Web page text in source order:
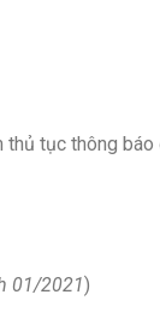
thủ tục thông báo
01/2021)